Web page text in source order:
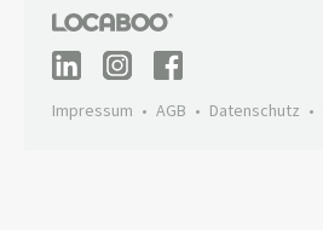
Impressum AGB Datenschutz